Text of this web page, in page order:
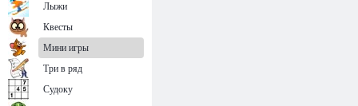
Лыжи
Квесты
Мини игры
Три в ряд
Судоку